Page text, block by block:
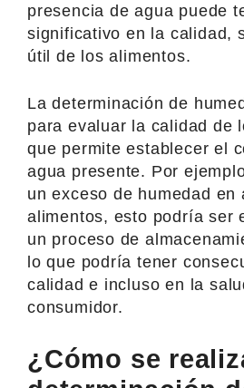
presencia de agua puede
significativo en la calidad,
útil de los alimentos.
La determinación de
para evaluar la calidad de
que permite establecer el
agua presente. Por
un exceso de humedad en
alimentos, esto podría ser
un proceso de
lo que podría tener
calidad e incluso en la
consumidor.
¿Cómo se